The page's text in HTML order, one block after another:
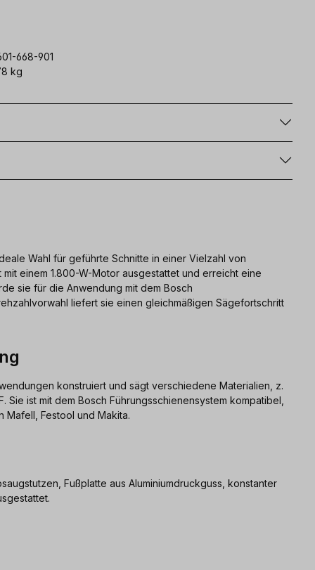
668-901
kg
Wahl für geführte Schnitte in einer Vielzahl von
einem 1.800-W-Motor ausgestattet und erreicht eine
sie für die Anwendung mit dem Bosch
liefert sie einen gleichmäßigen Sägefortschritt
konstruiert und sägt verschiedene Materialien, z.
ist mit dem Bosch Führungsschienensystem kompatibel,
Mafell, Festool und Makita.
Fußplatte aus Aluminiumdruckguss, konstanter